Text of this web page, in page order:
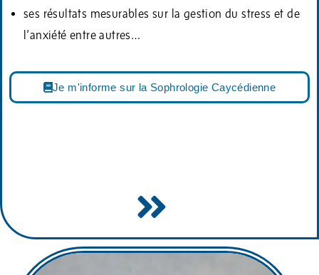
ses résultats mesurables sur la gestion du stress et de
l’anxiété entre autres…
Je m'informe sur la Sophrologie Caycédienne